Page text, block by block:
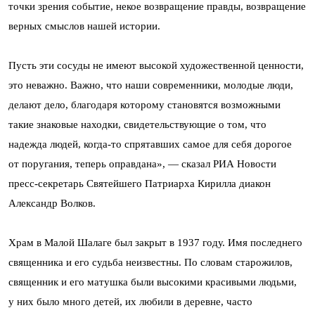
точки зрения событие, некое возвращение правды, возвращение
верных смыслов нашей истории.
Пусть эти сосуды не имеют высокой художественной ценности,
это неважно. Важно, что наши современники, молодые люди,
делают дело, благодаря которому становятся возможными
такие знаковые находки, свидетельствующие о том, что
надежда людей, когда-то спрятавших самое для себя дорогое
от поругания, теперь оправдана», — сказал РИА Новости
пресс-секретарь Святейшего Патриарха Кирилла диакон
Александр Волков.
Храм в Малой Шалаге был закрыт в 1937 году. Имя последнего
священника и его судьба неизвестны. По словам старожилов,
священник и его матушка были высокими красивыми людьми,
у них было много детей, их любили в деревне, часто